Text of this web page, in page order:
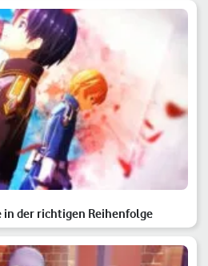
der richtigen Reihenfolge